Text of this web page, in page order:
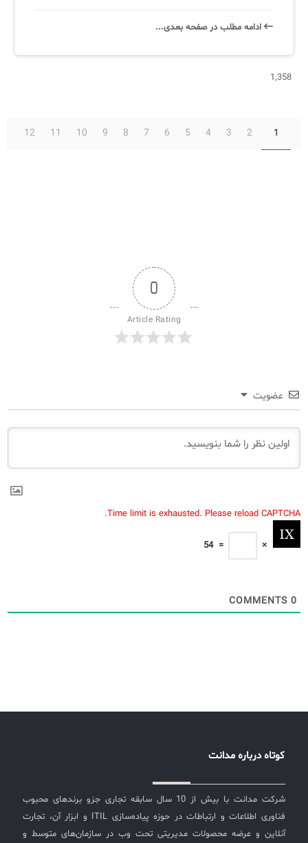
ادامه‌ مطلب در صفحه‌ بعدی...
1,358
1
2
3
4
5
6
7
8
9
10
11
12
0
Article Rating
عضویت
Time limit is exhausted. Please reload CAPTCHA.
×
=
54
0
کوتاه درباره مدانت
شرکت مدانت با بیش از 10 سال سابقه تجاری جزو برندهای محبوب
فناوری اطلاعات و ارتباطات در حوزه پیاده‌سازی ITIL و ابزار آن، تجارت
آنلاین و عرضه محصولات مدیریتی تحت وب در سازمان‌های متوسط و